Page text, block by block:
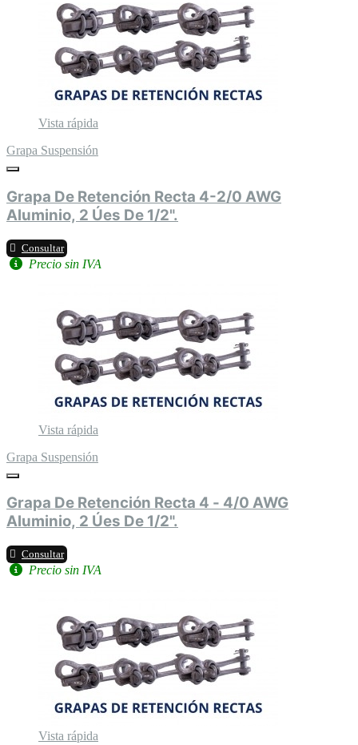
Vista rápida
Grapa Suspensión
Grapa De Retención Recta 4-2/0 AWG
Aluminio, 2 Úes De 1/2".
Consultar
Precio sin IVA
Vista rápida
Grapa Suspensión
Grapa De Retención Recta 4 - 4/0 AWG
Aluminio, 2 Úes De 1/2".
Consultar
Precio sin IVA
Vista rápida